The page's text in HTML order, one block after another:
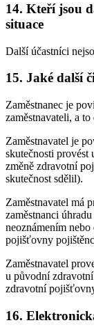
14. Kteří jsou
situace
Další účastníci
15. Jaké další
Zaměstnanec je
zaměstnavateli, a
Zaměstnavatel je
skutečnosti
změně zdravotní
skutečnost sdělil).
Zaměstnavatel má
zaměstnanci
neoznámením
pojišťovny
Zaměstnavatel
u původní
zdravotní
16.